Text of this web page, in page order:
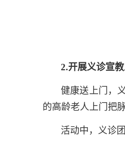
2.开展义诊宣
健康送上门，
的高龄老人上门把
活动中，义诊